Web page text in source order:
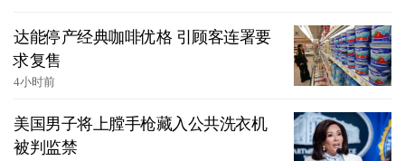
达能停产经典咖啡优格 引顾客连署要
求复售
4小时前
美国男子将上膛手枪藏入公共洗衣机
被判监禁